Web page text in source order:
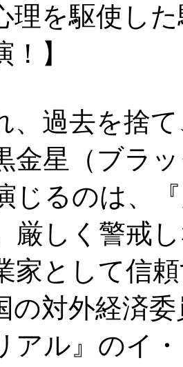
理を駆使し
】
、過去を捨
金星（ブラ
じるのは、
厳しく警戒
家として信
の対外経済
アル』のイ